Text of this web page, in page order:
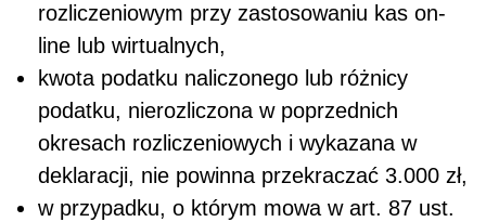
rozliczeniowym przy zastosowaniu kas on-
line lub wirtualnych,
kwota podatku naliczonego lub różnicy
podatku, nierozliczona w poprzednich
okresach rozliczeniowych i wykazana w
deklaracji, nie powinna przekraczać 3.000 zł,
w przypadku, o którym mowa w art. 87 ust.